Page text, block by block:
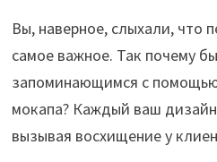
Вы, наверное, слыхали, что
самое важное. Так почему
запоминающимся с
мокапа? Каждый ваш дизайн
вызывая восхищение у